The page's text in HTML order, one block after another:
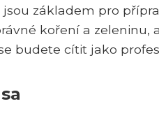
základem pro
koření a
budete cítit jako